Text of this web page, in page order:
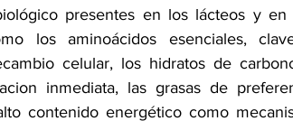
presentes en los lácteos y en
los aminoácidos esenciales,
celular, los hidratos de
inmediata, las grasas de
contenido energético como